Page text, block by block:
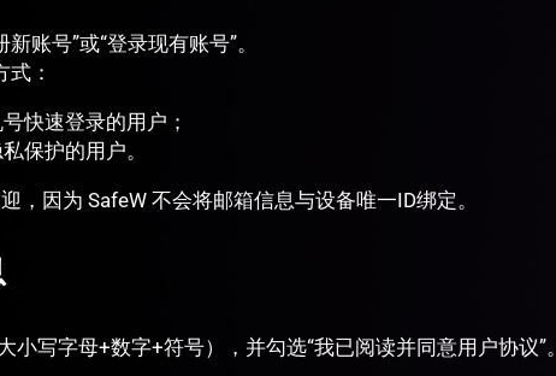
账号”或“登录现有账号”。
：
快速登录的用户；
保护的用户。
，因为 SafeW 不会将邮箱信息与设备唯一ID绑定。
写字母+数字+符号），并勾选“我已阅读并同意用户协议”。